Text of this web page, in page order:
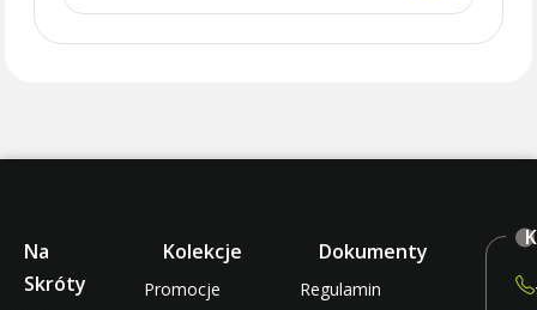
Na
Skróty
Kolekcje
Promocje
Dokumenty
Regulamin